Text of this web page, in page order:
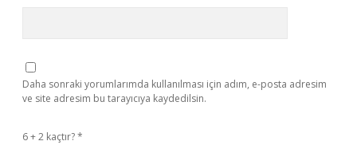
Daha sonraki yorumlarımda kullanılması için adım, e-posta adresim
ve site adresim bu tarayıcıya kaydedilsin.
6 + 2 kaçtır?*